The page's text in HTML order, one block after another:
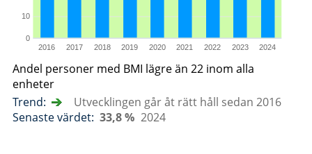
2016 2017 2018 2019 2020 2021 2022 2023 2024
0
10
Andel personer med BMI lägre än 22 inom alla
enheter
Trend:
Utvecklingen går åt rätt håll sedan 2016
Senaste värdet: 33,8 % 2024